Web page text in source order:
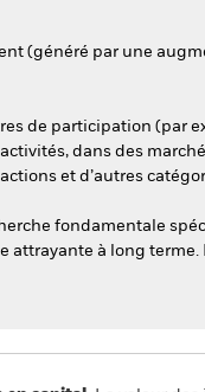
(généré par une
de participation (par
dans des
et d’autres
fondamentale
attrayante à long